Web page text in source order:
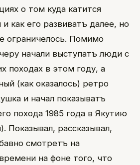
о том куда катится
как его развиватъ далее, но
ограничелось. Помимо
начали выступатъ люди с
походах в этом году, а
(как оказалось) ретро
и начал показыватъ
похода 1985 года в Якутию
Показывал, рассказывал,
смотретъ на
на фоне того, что